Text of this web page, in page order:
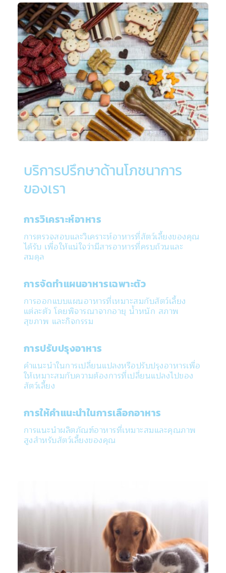
บริการปรึกษาด้านโภชนาการ
ของเรา
การวิเคราะห์อาหาร
การตรวจสอบและวิเคราะห์อาหารที่สัตว์เลี้ยงของคุณ
ได้รับ เพื่อให้แน่ใจว่ามีสารอาหารที่ครบถ้วนและ
สมดุล
การจัดทำแผนอาหารเฉพาะตัว
การออกแบบแผนอาหารที่เหมาะสมกับสัตว์เลี้ยง
แต่ละตัว โดยพิจารณาจากอายุ น้ำหนัก สภาพ
สุขภาพ และกิจกรรม
การปรับปรุงอาหาร
คำแนะนำในการเปลี่ยนแปลงหรือปรับปรุงอาหารเพื่อ
ให้เหมาะสมกับความต้องการที่เปลี่ยนแปลงไปของ
สัตว์เลี้ยง
การให้คำแนะนำในการเลือกอาหาร
การแนะนำผลิตภัณฑ์อาหารที่เหมาะสมและคุณภาพ
สูงสำหรับสัตว์เลี้ยงของคุณ